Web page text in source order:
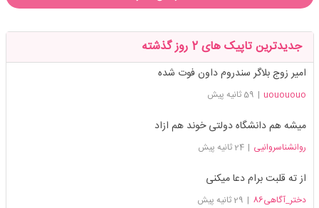
جدیدترین تاپیک های 2 روز گذشته
امیر زوج بلاگر سندروم داون فوت شده
uouououo
| 59 ثانیه پیش
میشه هم دانشگاه دولتی خوند هم ازاد
روانشناسروانیی | 24 ثانیه پیش
از ته قلبت برام دعا میکنی
دختر_آگاهی86 | 29 ثانیه پیش